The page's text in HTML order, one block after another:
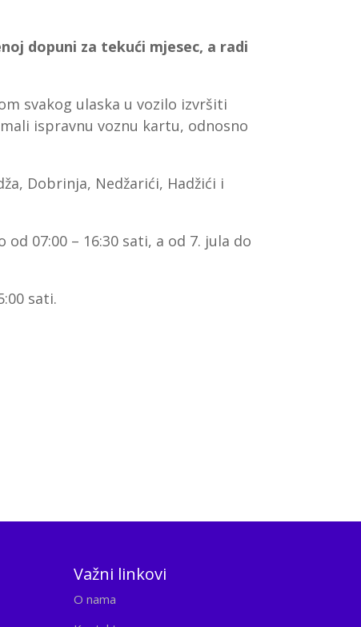
dopuni za tekući mjesec, a radi
svakog ulaska u vozilo izvršiti
ispravnu voznu kartu, odnosno
Dobrinja, Nedžarići, Hadžići i
07:00 – 16:30 sati, a od 7. jula do
sati.
Važni linkovi
O nama